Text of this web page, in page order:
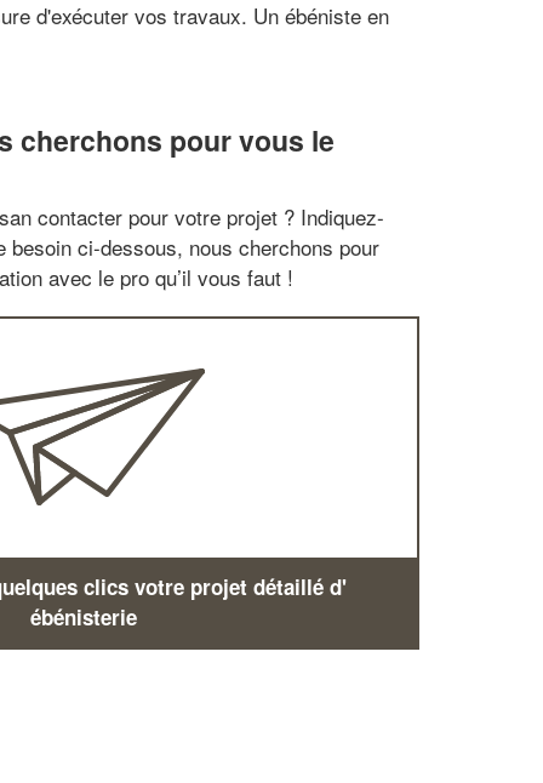
d'exécuter vos travaux. Un ébéniste en
cherchons pour vous le
contacter pour votre projet ? Indiquez-
besoin ci-dessous, nous cherchons pour
avec le pro qu’il vous faut !
clics votre projet détaillé d'
ébénisterie